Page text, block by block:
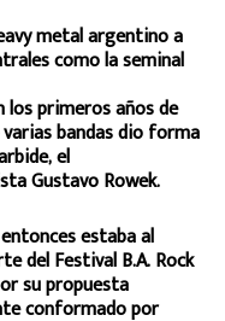
metal argentino a
como la seminal
los primeros años de
bandas dio forma
el
Gustavo Rowek.
estaba al
del Festival B.A. Rock
su propuesta
conformado por